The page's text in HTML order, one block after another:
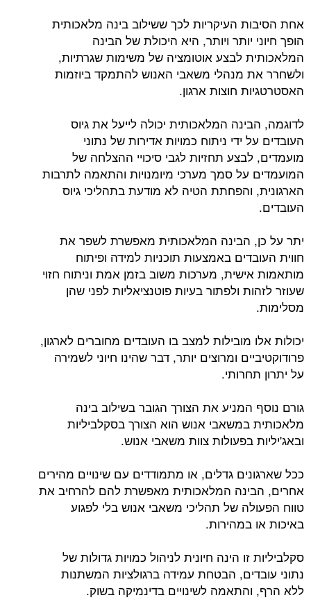
אחת הסיבות העיקריות לכך ששילוב בינה מלאכותית
הופך חיוני יותר ויותר, היא היכולת של הבינה
המלאכותית לבצע אוטומציה של משימות שגרתיות,
ולשחרר את מנהלי משאבי האנוש להתמקד ביוזמות
האסטרטגיות חוצות ארגון.
לדוגמה, הבינה המלאכותית יכולה לייעל את גיוס
העובדים על ידי ניתוח כמויות אדירות של נתוני
מועמדים, לבצע תחזיות לגבי סיכויי ההצלחה של
המועמדים על סמך מערכי מיומנויות והתאמה לתרבות
הארגונית, והפחתת הטיה לא מודעת בתהליכי גיוס
העובדים.
יתר על כן, הבינה המלאכותית מאפשרת לשפר את
חווית העובדים באמצעות תוכניות למידה ופיתוח
מותאמות אישית, מערכות משוב בזמן אמת וניתוח חזוי
שעוזר לזהות ולפתור בעיות פוטנציאליות לפני שהן
מסלימות.
יכולות אלו מובילות למצב בו העובדים מחוברים לארגון,
פרודוקטיביים ומרוצים יותר, דבר שהינו חיוני לשמירה
על יתרון תחרותי.
גורם נוסף המניע את הצורך הגובר בשילוב בינה
מלאכותית במשאבי אנוש הוא הצורך בסקלביליות
ובאג'יליות בפעולות צוות משאבי אנוש.
ככל שארגונים גדלים, או מתמודדים עם שינויים מהירים
אחרים, הבינה המלאכותית מאפשרת להם להרחיב את
טווח הפעולה של תהליכי משאבי אנוש בלי לפגוע
באיכות או במהירות.
סקלביליות זו הינה חיונית לניהול כמויות גדולות של
נתוני עובדים, הבטחת עמידה ברגולציות המשתנות
ללא הרף, והתאמה לשינויים בדינמיקה בשוק.